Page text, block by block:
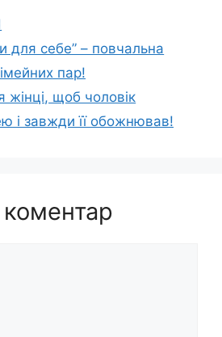
для себе” – повчальна
пар!
жінці, щоб чоловік
і завжди її обожнював!